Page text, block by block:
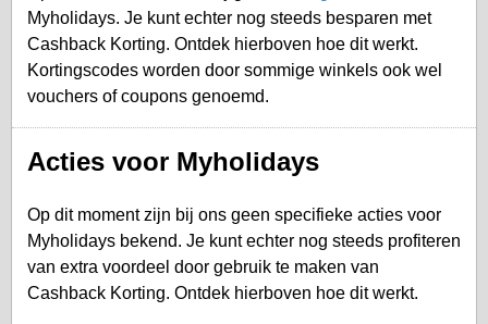
Myholidays. Je kunt echter nog steeds besparen met
Cashback Korting. Ontdek hierboven hoe dit werkt.
Kortingscodes worden door sommige winkels ook wel
vouchers of coupons genoemd.
Acties voor Myholidays
Op dit moment zijn bij ons geen specifieke acties voor
Myholidays bekend. Je kunt echter nog steeds profiteren
van extra voordeel door gebruik te maken van
Cashback Korting. Ontdek hierboven hoe dit werkt.